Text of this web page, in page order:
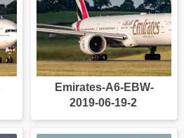
Emirates-A6-EBW-
2019-06-19-2